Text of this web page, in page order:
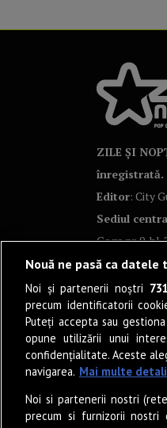
ZILE ȘI
înregistrată.
Editor: City
Sediul
Goga nr. 9, bl.
Nouă ne pasă ca
Noi și partenerii noștri 731
precum identificatorii
Puteți accepta sau
opune utilizării unui
confidențialitate. Aceste
navigarea. Mai multe
Noi si partenerii nostri
precum si furnizorii